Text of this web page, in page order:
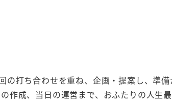
の打ち合わせを重ね、企画・提案し、準
作成、当日の運営まで、おふたりの人生